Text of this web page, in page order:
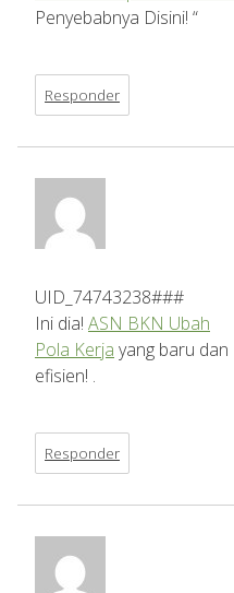
Penyebabnya Disini! “
Responder
UID_74743238###
Ini dia! ASN BKN Ubah
Pola Kerja yang baru dan
efisien! .
Responder